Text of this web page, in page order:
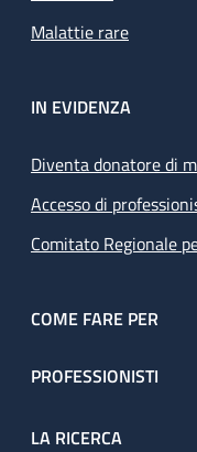
Malattie rare
IN EVIDENZA
Diventa donatore di
Accesso di
Comitato Regionale
COME FARE PER
PROFESSIONISTI
LA RICERCA